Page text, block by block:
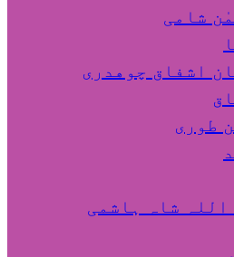
شامی
اشفاق چوهدری
طوری
اللہ شاہ ہاشمی